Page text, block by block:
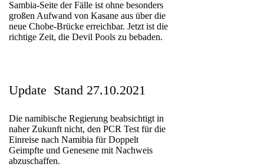
Sambia-Seite der Fälle ist ohne besonders
großen Aufwand von Kasane aus über die
neue Chobe-Brücke erreichbar. Jetzt ist die
richtige Zeit, die Devil Pools zu bebaden.
Update Stand 27.10.2021
Die namibische Regierung beabsichtigt in
naher Zukunft nicht, den PCR Test für die
Einreise nach Namibia für Doppelt
Geimpfte und Genesene mit Nachweis
abzuschaffen.